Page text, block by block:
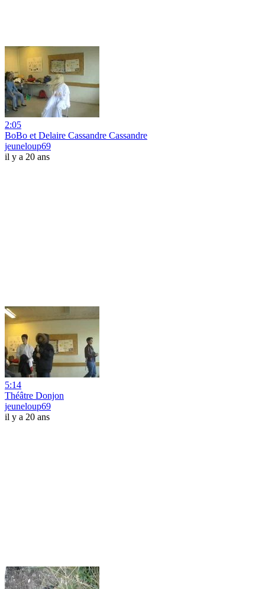
2:05
BoBo et Delaire Cassandre Cassandre
jeuneloup69
il y a 20 ans
5:14
Théâtre Donjon
jeuneloup69
il y a 20 ans